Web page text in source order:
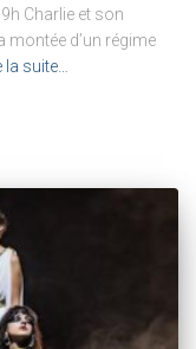
Charlie et son
montée d’un régime
la suite…